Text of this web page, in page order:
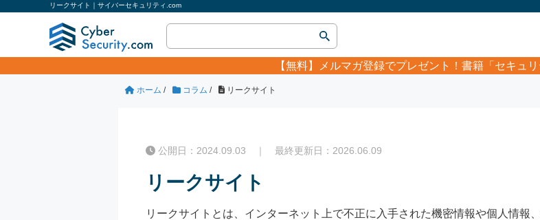
リークサイト｜サイバーセキュリティ.com
【無料】 メルマガ登録でプレゼント！書籍「セキュリ
ホーム / コラム / リークサイト
公開日：2024.09.03 ｜ 最終更新日：2026.06.09
リークサイト
リークサイトとは、インターネット上で不正に入手された機密情報や個人情報